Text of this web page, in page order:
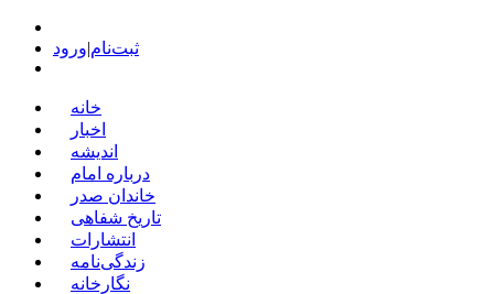
ثبت‌نام|ورود
خانه
اخبار
اندیشه
درباره امام
خاندان صدر
تاریخ شفاهی
انتشارات
زندگی‌نامه
نگارخانه